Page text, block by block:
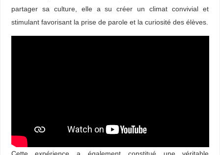
partager sa culture, elle a su créer un climat convivial et
stimulant favorisant la prise de parole et la curiosité des élèves.